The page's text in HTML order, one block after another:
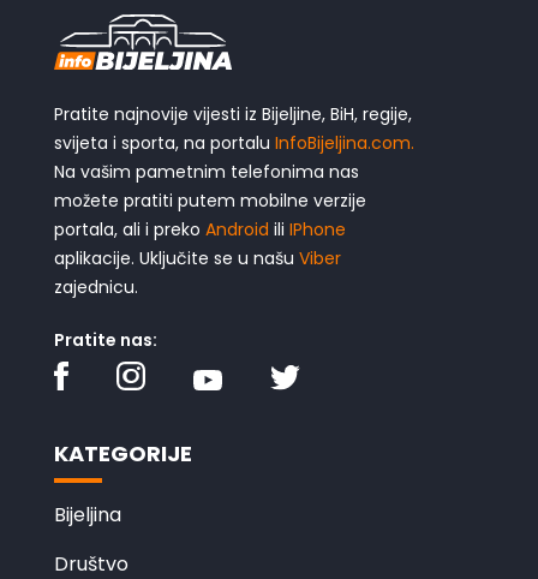
Pratite najnovije vijesti iz Bijeljine, BiH, regije,
svijeta i sporta, na portalu InfoBijeljina.com.
Na vašim pametnim telefonima nas
možete pratiti putem mobilne verzije
portala, ali i preko Android ili IPhone
aplikacije. Uključite se u našu Viber
zajednicu.
Pratite nas:
KATEGORIJE
Bijeljina
Društvo